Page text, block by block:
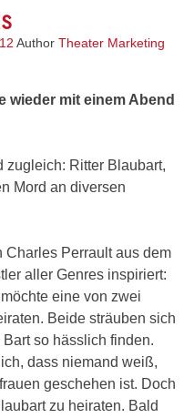
Author Theater Marketing
wieder mit einem Abend
zugleich: Ritter Blaubart,
Mord an diversen
Charles Perrault aus dem
aller Genres inspiriert:
eine von zwei
Beide sträuben sich
so hässlich finden.
dass niemand weiß,
geschehen ist. Doch
zu heiraten. Bald